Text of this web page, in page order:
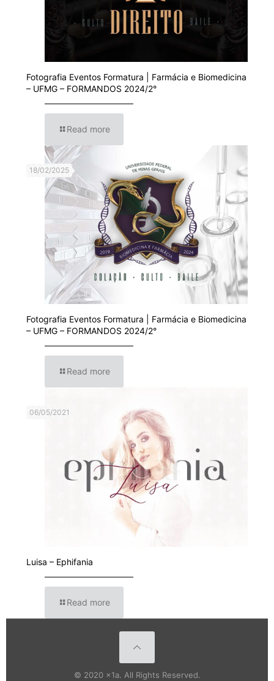
Fotografia Eventos Formatura | Farmácia e Biomedicina
– UFMG – FORMANDOS 2024/2°
Read more
18/02/2025
Fotografia Eventos Formatura | Farmácia e Biomedicina
– UFMG – FORMANDOS 2024/2°
Read more
06/05/2021
Luisa – Ephifania
Read more
© 2020 x1a. All Rights Reserved.